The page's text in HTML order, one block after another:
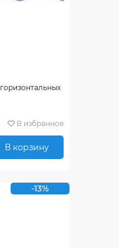
В избранное
В корзину
-13%